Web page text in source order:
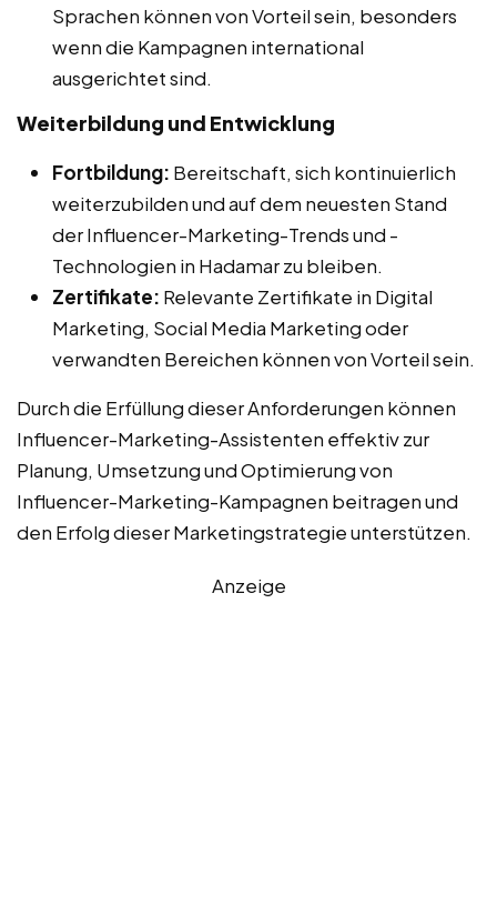
Sprachen können von Vorteil sein, besonders
wenn die Kampagnen international
ausgerichtet sind.
Weiterbildung und Entwicklung
Fortbildung: Bereitschaft, sich kontinuierlich
weiterzubilden und auf dem neuesten Stand
der Influencer-Marketing-Trends und -
Technologien in Hadamar zu bleiben.
Zertifikate: Relevante Zertifikate in Digital
Marketing, Social Media Marketing oder
verwandten Bereichen können von Vorteil sein.
Durch die Erfüllung dieser Anforderungen können
Influencer-Marketing-Assistenten effektiv zur
Planung, Umsetzung und Optimierung von
Influencer-Marketing-Kampagnen beitragen und
den Erfolg dieser Marketingstrategie unterstützen.
Anzeige